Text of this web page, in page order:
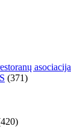
asociacija
(371)